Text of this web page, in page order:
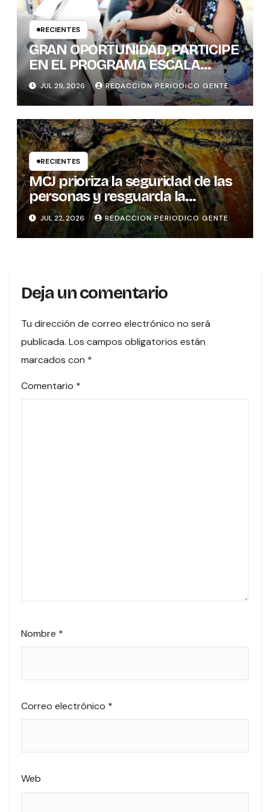
RECIENTES
GRAN OPORTUNIDAD, PARTICIPE
EN EL PROGRAMA ESCALA
PYME SOSTENIBLE
JUL 29, 2026 REDACCION PERIODICO GENTE
RECIENTES
MCJ prioriza la seguridad de las
personas y resguarda la
memoria histórica del puente
sobre el río Tures
JUL 22, 2026 REDACCION PERIODICO GENTE
Deja un comentario
Tu dirección de correo electrónico no será
publicada. Los campos obligatorios están
marcados con *
Comentario *
Nombre *
Correo electrónico *
Web